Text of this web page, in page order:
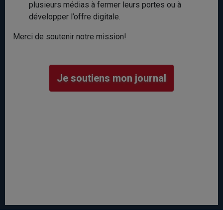
plusieurs médias à fermer leurs portes ou à
développer l’offre digitale.
Merci de soutenir notre mission!
Je soutiens mon journal